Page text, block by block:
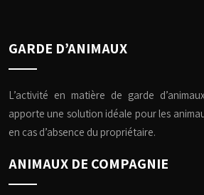
GARDE D’ANIMAUX
L’activité en matière de garde
apporte une solution idéale pour les
en cas d’absence du propriétaire.
ANIMAUX DE COMPAGNIE